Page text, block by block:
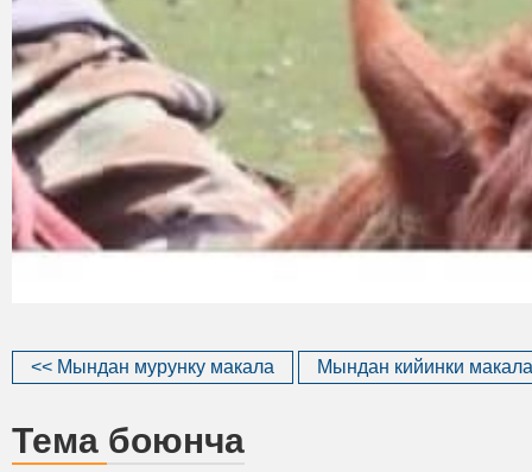
<< Мындан мурунку макала Мындан кийинки
Тема боюнча